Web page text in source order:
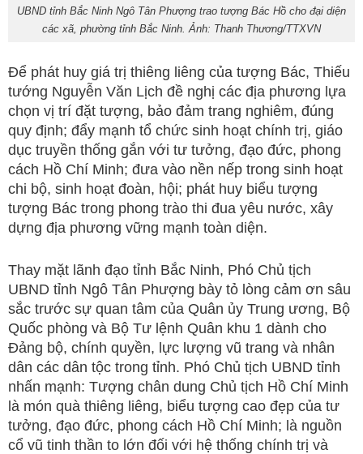
UBND tỉnh Bắc Ninh Ngô Tân Phượng trao tượng Bác Hồ cho đại diện
các xã, phường tỉnh Bắc Ninh. Ảnh: Thanh Thương/TTXVN
Để phát huy giá trị thiêng liêng của tượng Bác, Thiếu
tướng Nguyễn Văn Lịch đề nghị các địa phương lựa
chọn vị trí đặt tượng, bảo đảm trang nghiêm, đúng
quy định; đẩy mạnh tổ chức sinh hoạt chính trị, giáo
dục truyền thống gắn với tư tưởng, đạo đức, phong
cách Hồ Chí Minh; đưa vào nền nếp trong sinh hoạt
chi bộ, sinh hoạt đoàn, hội; phát huy biểu tượng
tượng Bác trong phong trào thi đua yêu nước, xây
dựng địa phương vững mạnh toàn diện.
Thay mặt lãnh đạo tỉnh Bắc Ninh, Phó Chủ tịch
UBND tỉnh Ngô Tân Phượng bày tỏ lòng cảm ơn sâu
sắc trước sự quan tâm của Quân ủy Trung ương, Bộ
Quốc phòng và Bộ Tư lệnh Quân khu 1 dành cho
Đảng bộ, chính quyền, lực lượng vũ trang và nhân
dân các dân tộc trong tỉnh. Phó Chủ tịch UBND tỉnh
nhấn mạnh: Tượng chân dung Chủ tịch Hồ Chí Minh
là món quà thiêng liêng, biểu tượng cao đẹp của tư
tưởng, đạo đức, phong cách Hồ Chí Minh; là nguồn
cổ vũ tinh thần to lớn đối với hệ thống chính trị và